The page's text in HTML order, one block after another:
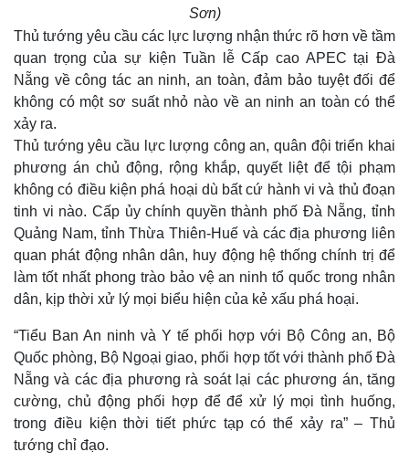
Kinh tế
Bất động sản
Khởi nghiệp
Thị trường
Giá vàng
Tiêu dùng
Tỷ giá
Giá cà phê
Sơn)
Thủ tướng yêu cầu các lực lượng nhận thức rõ hơn về tầm
quan trọng của sự kiện Tuần lễ Cấp cao APEC tại Đà
Nẵng về công tác an ninh, an toàn, đảm bảo tuyệt đối để
không có một sơ suất nhỏ nào về an ninh an toàn có thể
xảy ra.
Thủ tướng yêu cầu lực lượng công an, quân đội triển khai
phương án chủ động, rộng khắp, quyết liệt để tội phạm
không có điều kiện phá hoại dù bất cứ hành vi và thủ đoạn
tinh vi nào. Cấp ủy chính quyền thành phố Đà Nẵng, tỉnh
Quảng Nam, tỉnh Thừa Thiên-Huế và các địa phương liên
quan phát động nhân dân, huy động hệ thống chính trị để
làm tốt nhất phong trào bảo vệ an ninh tổ quốc trong nhân
dân, kịp thời xử lý mọi biểu hiện của kẻ xấu phá hoại.
“Tiểu Ban An ninh và Y tế phối hợp với Bộ Công an, Bộ
Quốc phòng, Bộ Ngoại giao, phối hợp tốt với thành phố Đà
Nẵng và các địa phương rà soát lại các phương án, tăng
cường, chủ động phối hợp để để xử lý mọi tình huống,
trong điều kiện thời tiết phức tạp có thể xảy ra” – Thủ
tướng chỉ đạo.